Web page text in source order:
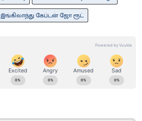
இங்கிலாந்து கேப்டன் ஜோ ரூட்